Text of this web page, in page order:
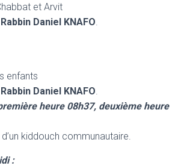
et Arvit
Rabbin Daniel KNAFO.
enfants
Rabbin Daniel KNAFO.
heure 08h37, deuxième heure
kiddouch communautaire.
: